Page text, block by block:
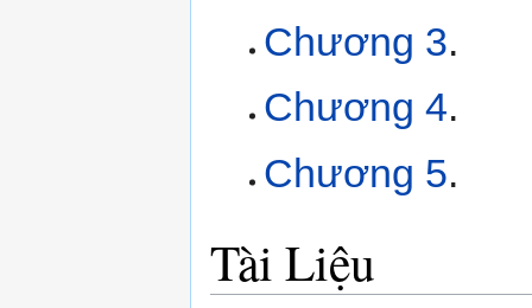
Chương 3.
Chương 4.
Chương 5.
Tài Liệu